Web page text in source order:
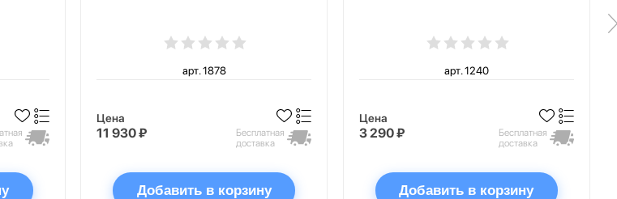
арт. 1878
Цена
11 930 ₽
Бесплатная
доставка
Добавить в корзину
арт. 1240
Цена
3 290 ₽
Бесплатная
доставка
Добавить в корзину